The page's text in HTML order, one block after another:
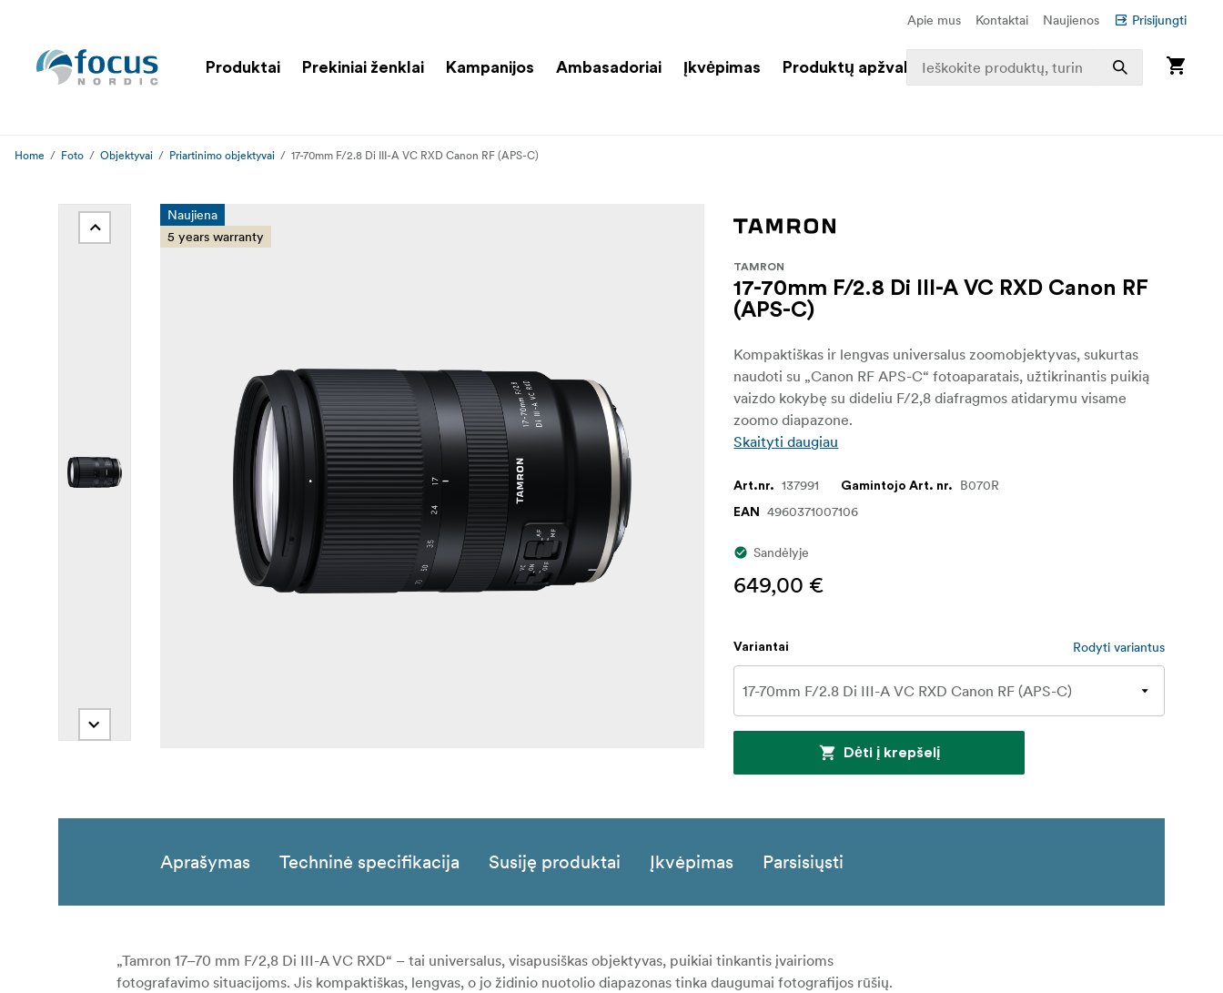
Apie mus Kontaktai Naujienos Prisijungti
Produktai Prekiniai ženklai Kampanijos Ambasadoriai Įkvėpimas Produktų apžvalga
Home Foto Objektyvai Priartinimo objektyvai 17-70mm F/2.8 Di III-A VC RXD Canon RF (APS-C)
Naujiena
5 years warranty
TAMRON
17-70mm F/2.8 Di III-A VC RXD Canon RF
(APS-C)
Kompaktiškas ir lengvas universalus zoomobjektyvas, sukurtas
naudoti su „Canon RF APS-C“ fotoaparatais, užtikrinantis puikią
vaizdo kokybę su dideliu F/2,8 diafragmos atidarymu visame
zoomo diapazone.
Skaityti daugiau
Art.nr. 137991 Gamintojo Art. nr. B070R
EAN 4960371007106
Sandėlyje
649,00 €
Variantai Rodyti variantus
Dėti į krepšelį
Aprašymas Techninė specifikacija Susiję produktai Įkvėpimas Parsisiųsti
„Tamron 17–70 mm F/2,8 Di III-A VC RXD“ – tai universalus, visapusiškas objektyvas, puikiai tinkantis įvairioms
fotografavimo situacijoms. Jis kompaktiškas, lengvas, o jo židinio nuotolio diapazonas tinka daugumai fotografijos rūšių.